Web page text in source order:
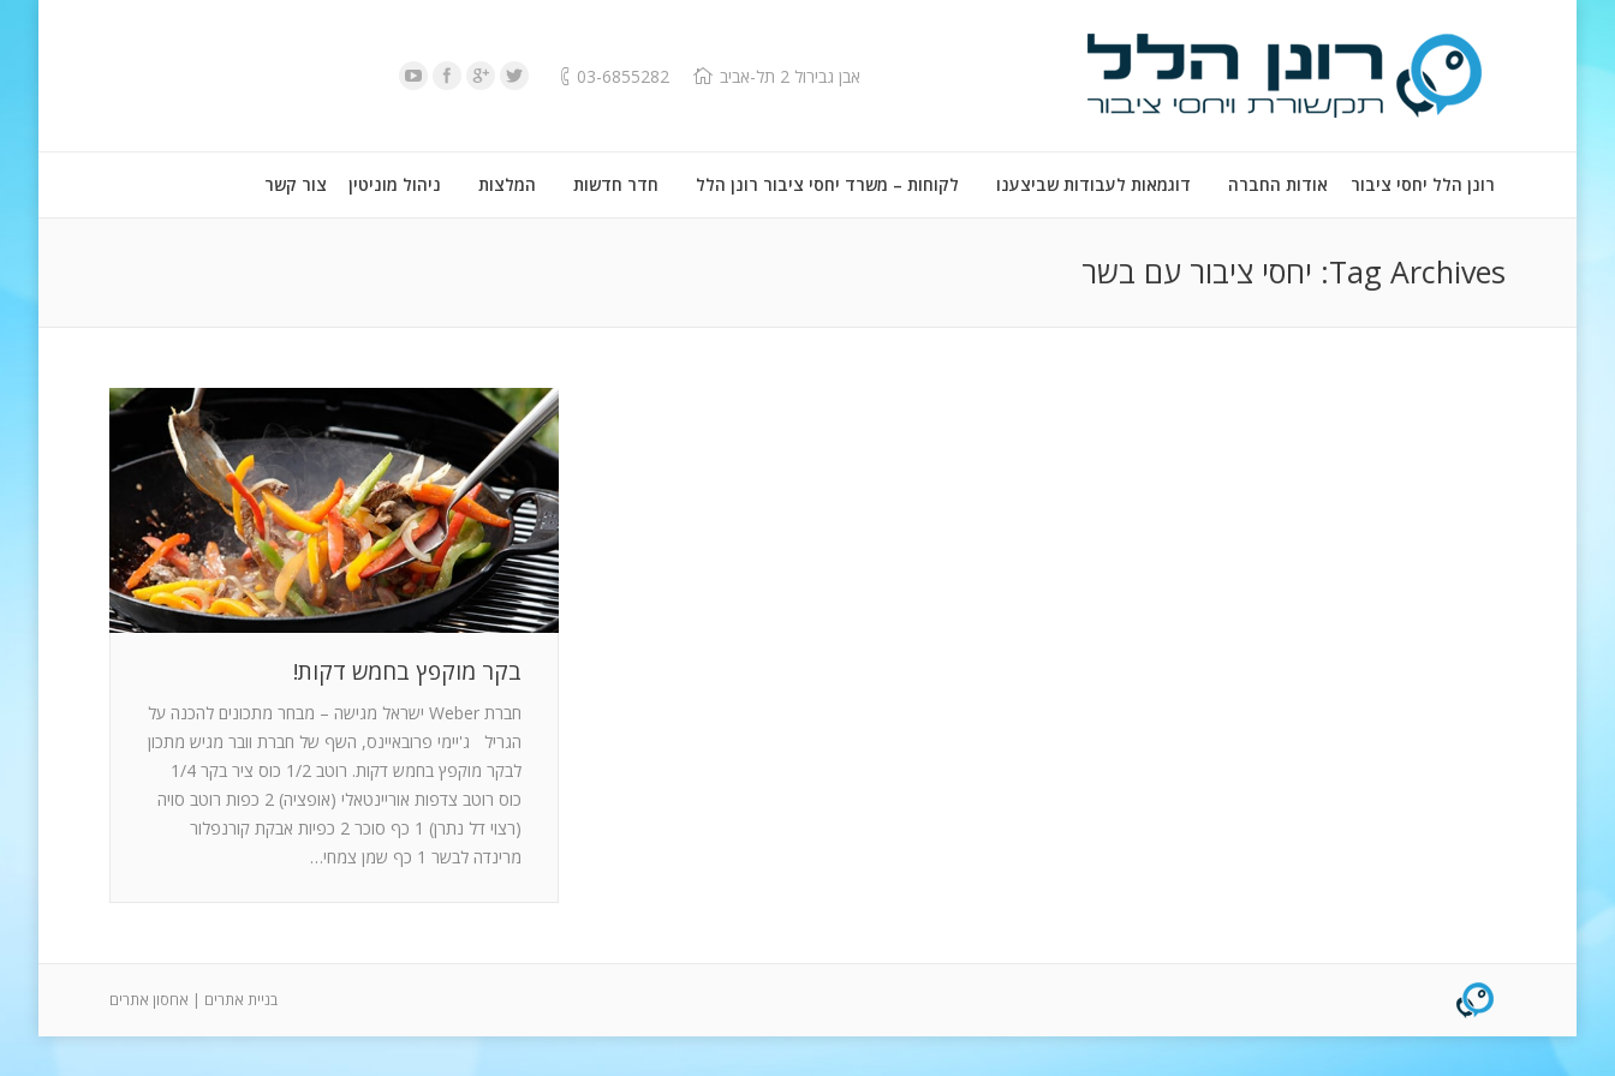
אבן גבירול 2 תל-אביב 03-6855282
רונן הלל יחסי ציבור אודות החברה דוגמאות לעבודות שביצענו לקוחות – משרד יחסי ציבור רונן הלל חדר חדשות המלצות ניהול מוניטין צור קשר
Tag Archives: יחסי ציבור עם בשר
בקר מוקפץ בחמש דקות!
חברת Weber ישראל מגישה – מבחר מתכונים להכנה על
הגריל ג'יימי פרובאיינס, השף של חברת וובר מגיש מתכון
לבקר מוקפץ בחמש דקות. רוטב 1/2 כוס ציר בקר 1/4
כוס רוטב צדפות אוריינטאלי (אופציה) 2 כפות רוטב סויה
(רצוי דל נתרן) 1 כף סוכר 2 כפיות אבקת קורנפלור
מרינדה לבשר 1 כף שמן צמחי…
בניית אתרים | אחסון אתרים